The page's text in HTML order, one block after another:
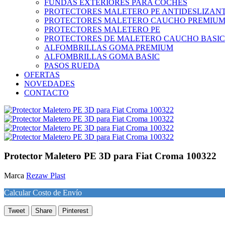
FUNDAS EXTERIORES PARA COCHES
PROTECTORES MALETERO PE
PROTECTORES MALETERO CAUCHO PREMIUM
PROTECTORES MALETERO PE
PROTECTORES DE MALETERO CAUCHO BASIC
ALFOMBRILLAS GOMA PREMIUM
ALFOMBRILLAS GOMA BASIC
PASOS RUEDA
OFERTAS
NOVEDADES
CONTACTO
Protector Maletero PE 3D para Fiat Croma 100322
Marca Rezaw Plast
Calcular Costo de Envío
Tweet Share Pinterest